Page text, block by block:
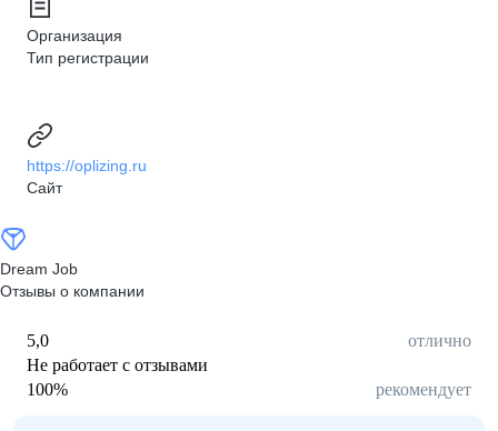
Организация
Тип регистрации
https://oplizing.ru
Сайт
Dream Job
Отзывы о компании
5,0
отлично
Не работает с отзывами
100% рекомендует